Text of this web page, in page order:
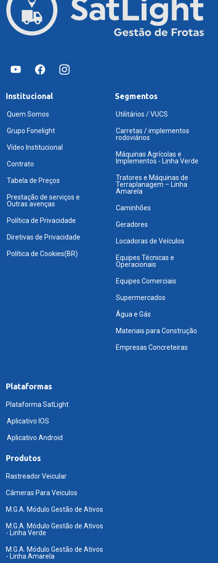
Institucional
Quem Somos
Grupo Fonelight
Vídeo Institucional
Contrato
Tabela de Preços
Prestação de serviços e
Outras avenças
Política de Privacidade
Diretivas de Privacidade
Política de Cookies(BR)
Segmentos
Utilitários / VUCS
Carretas / implementos
rodoviários
Máquinas Agrícolas e
Implementos - Linha Verde
Tratores e Máquinas de
Terraplanagem – Linha
Amarela
Caminhões
Geradores
Locadoras de Veículos
Equipes Técnicas e
Operacionais
Equipes Comerciais
Supermercados
Água e Gás
Materiais para Construção
Empresas Concreteiras
Plataformas
Plataforma SatLight
Aplicativo IOS
Aplicativo Android
Produtos
Rastreador Veicular
Câmeras Para Veiculos
M.G.A. Módulo Gestão de Ativos
M.G.A. Módulo Gestão de Ativos
- Linha Verde
M.G.A. Módulo Gestão de Ativos
- Linha Amarela